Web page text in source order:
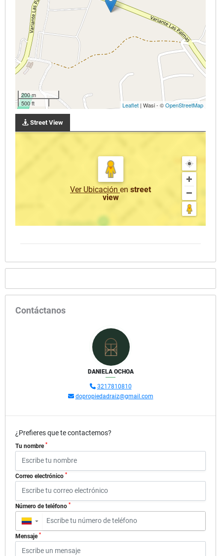
200 m
500 ft
Leaflet | Wasi - ©OpenStreetMap
Street View
Ver Ubicación en street
view
Contáctanos
DANIELA OCHOA
3217810810
dopropiedadraiz@gmail.com
¿Prefieres que te contactemos?
Tu nombre *
Correo electrónico *
Número de teléfono *
▼
Mensaje *